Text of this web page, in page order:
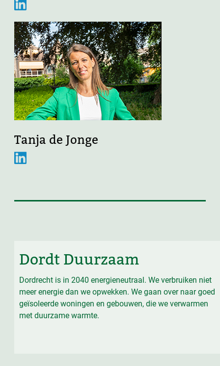
Tanja de Jonge
Dordt Duurzaam
Dordrecht is in 2040 energieneutraal. We verbruiken niet
meer energie dan we opwekken. We gaan over naar goed
geïsoleerde woningen en gebouwen, die we verwarmen
met duurzame warmte.